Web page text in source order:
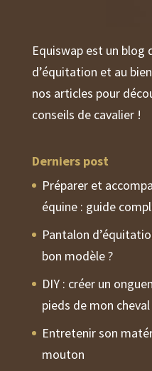
Equiswap est un blog
d’équitation et au
nos articles pour
conseils de cavalier !
Derniers post
Préparer et
équine : guide
Pantalon
bon modèle ?
DIY : créer un
pieds de mon cheval
Entretenir son
mouton